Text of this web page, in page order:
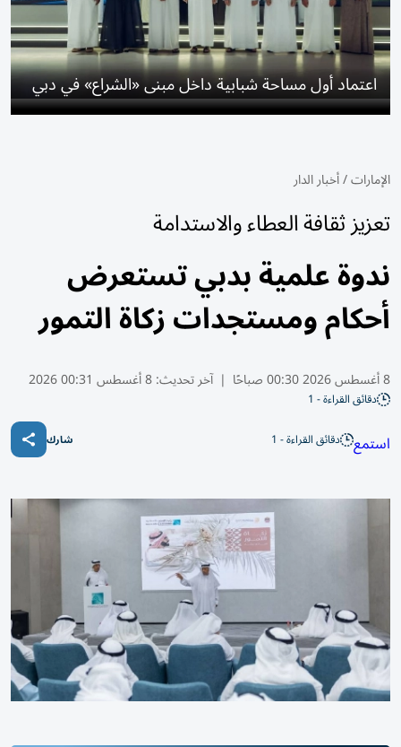
اعتماد أول مساحة شبابية داخل مبنى «الشراع» في دبي
الإمارات/أخبار الدار
تعزيز ثقافة العطاء والاستدامة
ندوة علمية بدبي تستعرض
أحكام ومستجدات زكاة التمور
8 أغسطس 2026 00:30 صباحًا | آخر تحديث:8 أغسطس 00:31 2026
دقائق القراءة - 1
استمع دقائق القراءة - 1 شارك